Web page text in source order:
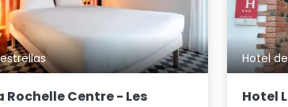
Rochelle Centre - Les
Hotel
Hotel